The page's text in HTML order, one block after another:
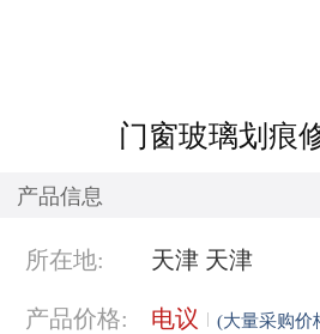
门窗玻璃划痕
产品信息
所在地: 天津 天津
产品价格: 电议 (大量采购价